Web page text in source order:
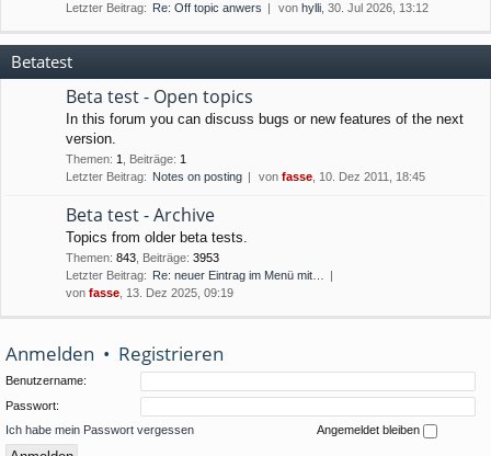
Letzter Beitrag: Re: Off topic anwers von hylli , 30. Jul 2026, 13:12
Betatest
Beta test - Open topics
In this forum you can discuss bugs or new features of the next
version.
Themen: 1 Beiträge: 1
Letzter Beitrag: Notes on posting von fasse , 10. Dez 2011, 18:45
Beta test - Archive
Topics from older beta tests.
Themen: 843 Beiträge: 3953
Letzter Beitrag: Re: neuer Eintrag im Menü mit…
von fasse , 13. Dez 2025, 09:19
Anmelden • Registrieren
Benutzername:
Passwort:
Ich habe mein Passwort vergessen
Angemeldet bleiben